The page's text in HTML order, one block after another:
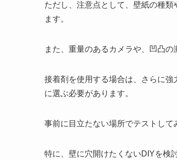
ただし、注意点として、 壁紙の種類
ます。
また、重量のあるカメラや、凹凸の
接着剤を使用する場合は、さらに
に選ぶ必要があります。
事前に目立たない場所でテストして
特に、壁に穴開けたくないDIYを検